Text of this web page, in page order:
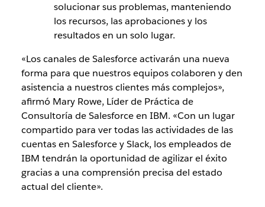
solucionar sus problemas, manteniendo
los recursos, las aprobaciones y los
resultados en un solo lugar.
«Los canales de Salesforce activarán una nueva
forma para que nuestros equipos colaboren y den
asistencia a nuestros clientes más complejos»,
afirmó Mary Rowe, Líder de Práctica de
Consultoría de Salesforce en IBM. «Con un lugar
compartido para ver todas las actividades de las
cuentas en Salesforce y Slack, los empleados de
IBM tendrán la oportunidad de agilizar el éxito
gracias a una comprensión precisa del estado
actual del cliente».